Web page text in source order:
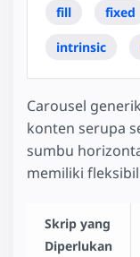
fill fixed
intrinsic
Carousel
konten serupa
sumbu
memiliki
Skrip yang
Diperlukan